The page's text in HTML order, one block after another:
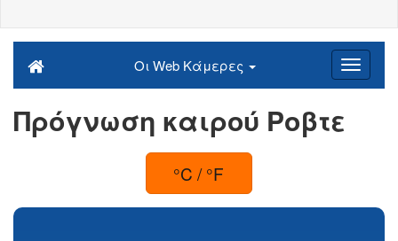
Οι Web Κάμερες
Πρόγνωση καιρού Ροβτε
°C / °F